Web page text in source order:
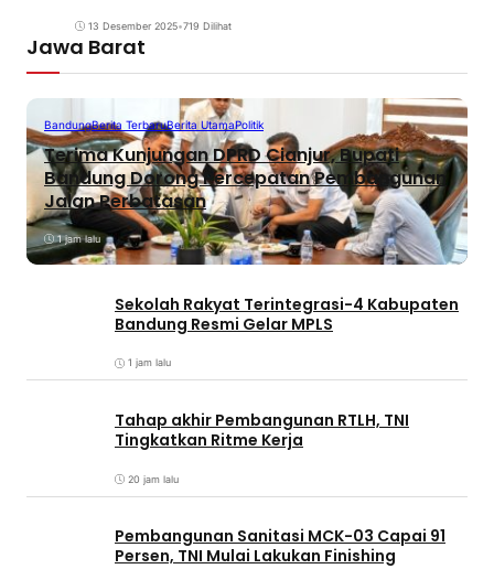
13 Desember 2025•719 Dilihat
Jawa Barat
BandungBerita TerbaruBerita UtamaPolitik
Terima Kunjungan DPRD Cianjur, Bupati
Bandung Dorong Percepatan Pembangunan
Jalan Perbatasan
1 jam lalu
Sekolah Rakyat Terintegrasi-4 Kabupaten
Bandung Resmi Gelar MPLS
1 jam lalu
Tahap akhir Pembangunan RTLH, TNI
Tingkatkan Ritme Kerja
20 jam lalu
Pembangunan Sanitasi MCK-03 Capai 91
Persen, TNI Mulai Lakukan Finishing